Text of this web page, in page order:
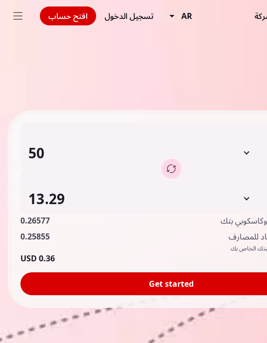
AR تسجيل الدخول افتح حساب
بتك
0.26577
للمصارف
0.25855
الخاص بك
0.36 USD
Get started